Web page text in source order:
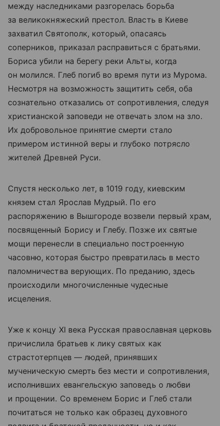
между наследниками разгорелась борьба
за великокняжеский престол. Власть в Киеве
захватил Святополк, который, опасаясь
соперников, приказал расправиться с братьями.
Бориса убили на берегу реки Альты, когда
он молился. Глеб погиб во время пути из Мурома.
Несмотря на возможность защитить себя, оба
сознательно отказались от сопротивления, следуя
христианской заповеди не отвечать злом на зло.
Их добровольное принятие смерти стало
примером истинной веры и глубоко потрясло
жителей Древней Руси.
Спустя несколько лет, в 1019 году, киевским
князем стал Ярослав Мудрый. По его
распоряжению в Вышгороде возвели первый храм,
посвященный Борису и Глебу. Позже их святые
мощи перенесли в специально построенную
часовню, которая быстро превратилась в место
паломничества верующих. По преданию, здесь
происходили многочисленные чудесные
исцеления.
Уже к концу XI века Русская православная церковь
причислила братьев к лику святых как
страстотерпцев — людей, принявших
мученическую смерть без мести и сопротивления,
исполнивших евангельскую заповедь о любви
и прощении. Со временем Борис и Глеб стали
почитаться не только как образец духовного